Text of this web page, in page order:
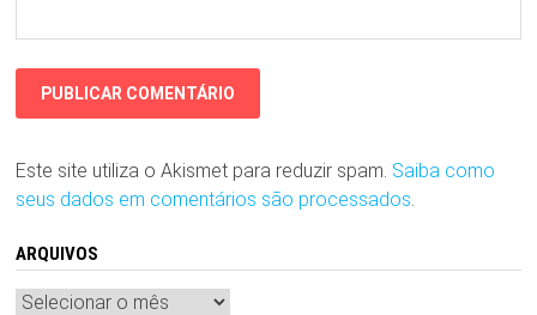
Este site utiliza o Akismet para reduzir spam. Saiba como
seus dados em comentários são processados.
ARQUIVOS
Arquivos